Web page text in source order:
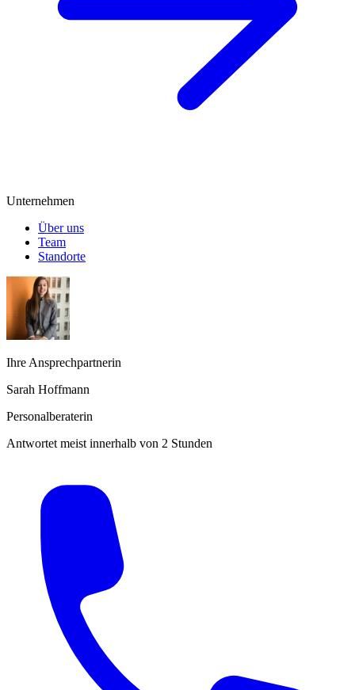
Unternehmen
Über uns
Team
Standorte
Ihre Ansprechpartnerin
Sarah Hoffmann
Personalberaterin
Antwortet meist innerhalb von 2 Stunden